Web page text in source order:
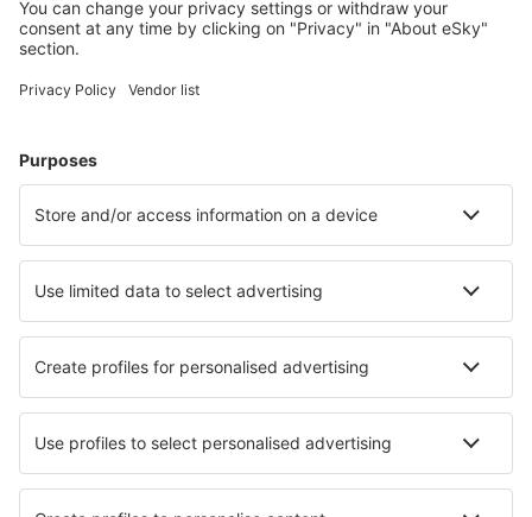
Flüge
Kurzurlaub
Urlaub
Hotels
Transfers
Sehenswürdigkeiten
Sportveranstaltungen
Mehr Infos
Mobile app
Fluggesellschaften
Ryanair
WizzAir